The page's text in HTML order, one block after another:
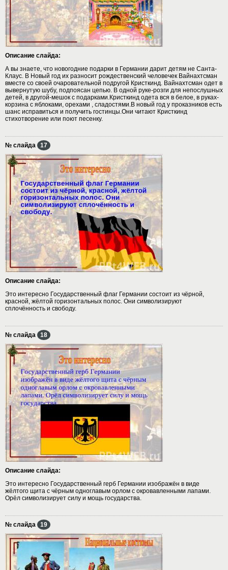
Описание слайда:
А вы знаете, что новогодние подарки в Германии дарит детям не Санта-
Клаус. В Новый год их разносит рождественский человечек Вайнахтсман
вместе со своей очаровательной подругой Кристкинд. Вайнахтсман одет в
вывернутую шубу, подпоясан цепью. В одной руке-розги для непослушных
детей, в другой-мешок с подарками.Кристкинд одета вся в белое, в руках-
корзина с яблоками, орехами , сладостями.В новый год у проказников есть
шанс исправиться и получить гостинцы.Они читают Кристкинд
стихотворение или поют песенку.
№ слайда 17
Описание слайда:
Это интересно Государственный флаг Германии состоит из чёрной,
красной, жёлтой горизонтальных полос. Они символизируют
сплочённость и свободу.
№ слайда 18
Описание слайда:
Это интересно Государственный герб Германии изображён в виде
жёлтого щита с чёрным одноглавым орлом с окровавленными лапами.
Орёл символизирует силу и мощь государства.
№ слайда 19